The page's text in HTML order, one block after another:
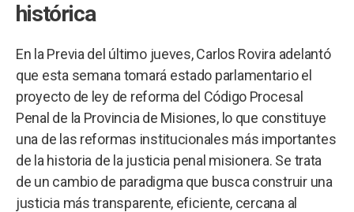
histórica
En la Previa del último jueves, Carlos Rovira adelantó
que esta semana tomará estado parlamentario el
proyecto de ley de reforma del Código Procesal
Penal de la Provincia de Misiones, lo que constituye
una de las reformas institucionales más importantes
de la historia de la justicia penal misionera. Se trata
de un cambio de paradigma que busca construir una
justicia más transparente, eficiente, cercana al